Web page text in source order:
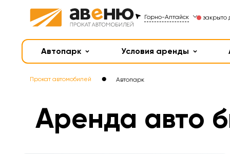
Горно-Алтайск закрыто
Автопарк Условия аренды
Прокат автомобилей ● Автопарк
Аренда авто